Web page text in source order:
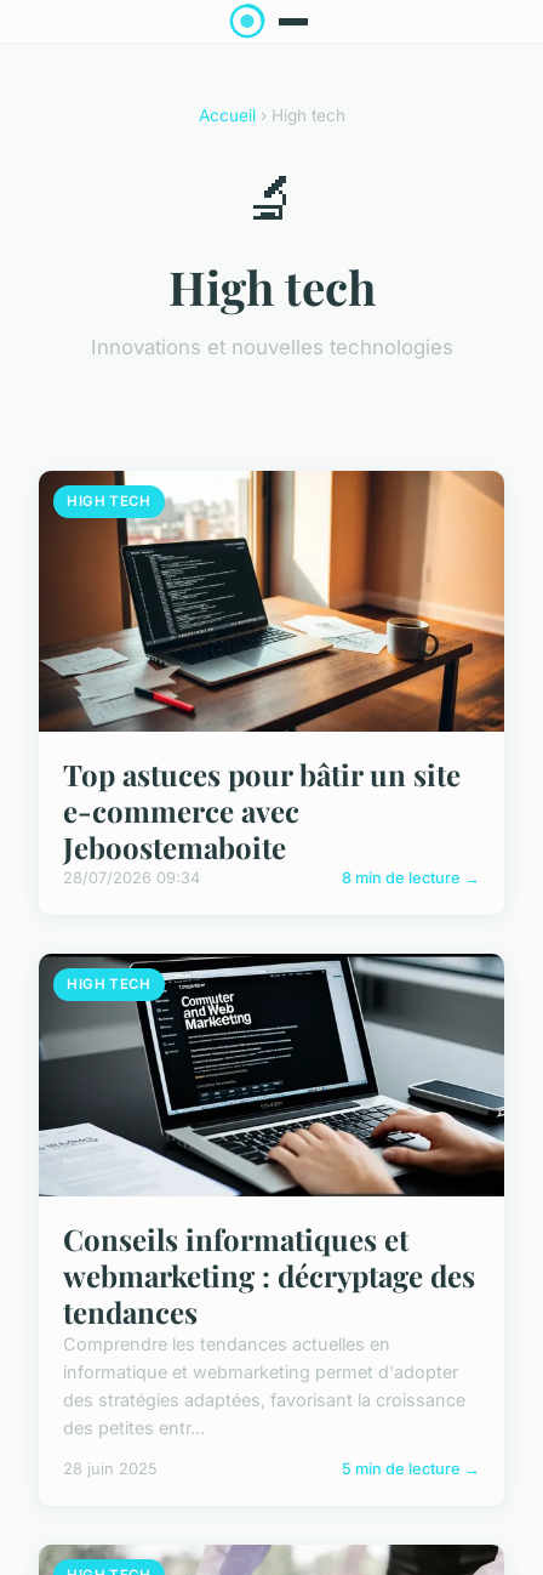
Accueil› High tech
🔬
High tech
Innovations et nouvelles technologies
HIGH TECH
Top astuces pour bâtir un site
e-commerce avec
Jeboostemaboite
28/07/2026 09:34 8 min de lecture →
HIGH TECH
Conseils informatiques et
webmarketing : décryptage des
tendances
Comprendre les tendances actuelles en
informatique et webmarketing permet d'adopter
des stratégies adaptées, favorisant la croissance
des petites entr...
28 juin 2025 5 min de lecture →